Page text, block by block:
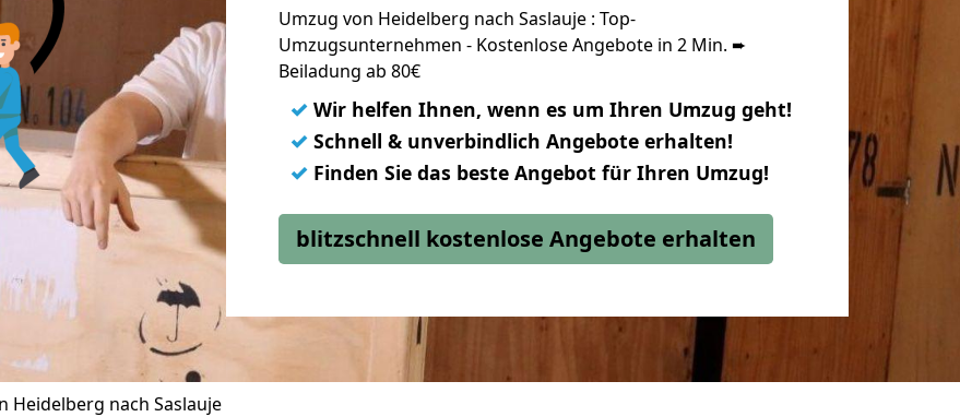
Umzug von Heidelberg nach Saslauje : Top-
Umzugsunternehmen - Kostenlose Angebote in 2 Min. ➨
Beiladung ab 80€
✓ Wir helfen Ihnen, wenn es um Ihren Umzug geht!
✓ Schnell & unverbindlich Angebote erhalten!
✓ Finden Sie das beste Angebot für Ihren Umzug!
blitzschnell kostenlose Angebote erhalten
Heidelberg nach Saslauje